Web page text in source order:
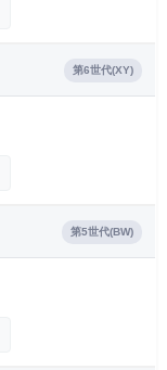
第6世代(XY)
第5世代(BW)